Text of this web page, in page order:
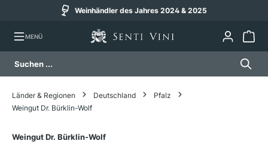
Weinhändler des Jahres 2024 & 2025
MENÜ
Länder & Regionen Deutschland
Pfalz
Weingut Dr. Bürklin-Wolf
Weingut Dr. Bürklin-Wolf